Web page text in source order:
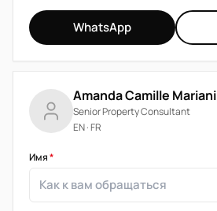
WhatsApp
Amanda Camille Mariani
Senior Property Consultant
EN · FR
Имя*